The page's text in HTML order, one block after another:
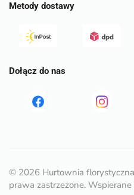
Metody dostawy
Dołącz do nas
© 2026 Hurtownia
prawa zastrzeżone. Wspierane